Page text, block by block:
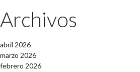
Archivos
abril 2026
marzo 2026
febrero 2026